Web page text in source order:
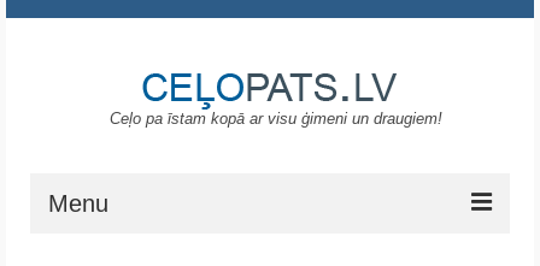
Ceļo pa īstam kopā ar visu ģimeni un draugiem!
Menu